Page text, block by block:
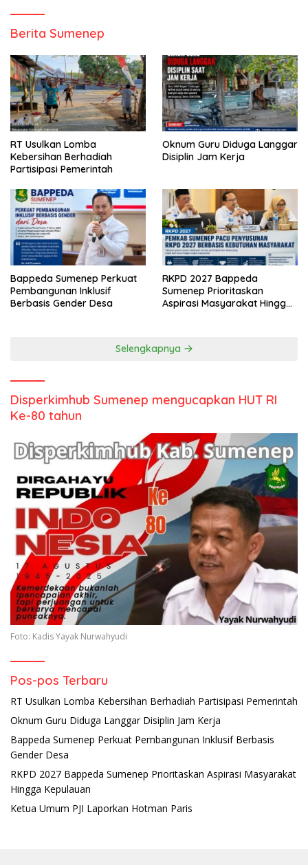
Berita Sumenep
RT Usulkan Lomba
Kebersihan Berhadiah
Partisipasi Pemerintah
Oknum Guru Diduga Langgar
Disiplin Jam Kerja
Bappeda Sumenep Perkuat
Pembangunan Inklusif
Berbasis Gender Desa
RKPD 2027 Bappeda
Sumenep Prioritaskan
Aspirasi Masyarakat Hingga
Selengkapnya
Disperkimhub Sumenep mengucapkan HUT RI
Ke-80 tahun
Foto: Kadis Yayak Nurwahyudi
Pos-pos Terbaru
RT Usulkan Lomba Kebersihan Berhadiah Partisipasi Pemerintah
Oknum Guru Diduga Langgar Disiplin Jam Kerja
Bappeda Sumenep Perkuat Pembangunan Inklusif Berbasis
Gender Desa
RKPD 2027 Bappeda Sumenep Prioritaskan Aspirasi Masyarakat
Hingga Kepulauan
Ketua Umum PJI Laporkan Hotman Paris